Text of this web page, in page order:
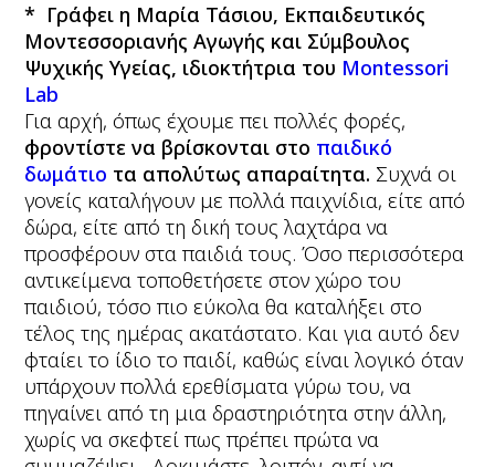
* Γράφει η Μαρία Τάσιου, Εκπαιδευτικός
Μοντεσσοριανής Αγωγής και Σύμβουλος
Ψυχικής Υγείας, ιδιοκτήτρια του Montessori
Lab
Για αρχή, όπως έχουμε πει πολλές φορές,
φροντίστε να βρίσκονται στο παιδικό
δωμάτιο τα απολύτως απαραίτητα. Συχνά οι
γονείς καταλήγουν με πολλά παιχνίδια, είτε από
δώρα, είτε από τη δική τους λαχτάρα να
προσφέρουν στα παιδιά τους. Όσο περισσότερα
αντικείμενα τοποθετήσετε στον χώρο του
παιδιού, τόσο πιο εύκολα θα καταλήξει στο
τέλος της ημέρας ακατάστατο. Και για αυτό δεν
φταίει το ίδιο το παιδί, καθώς είναι λογικό όταν
υπάρχουν πολλά ερεθίσματα γύρω του, να
πηγαίνει από τη μια δραστηριότητα στην άλλη,
χωρίς να σκεφτεί πως πρέπει πρώτα να